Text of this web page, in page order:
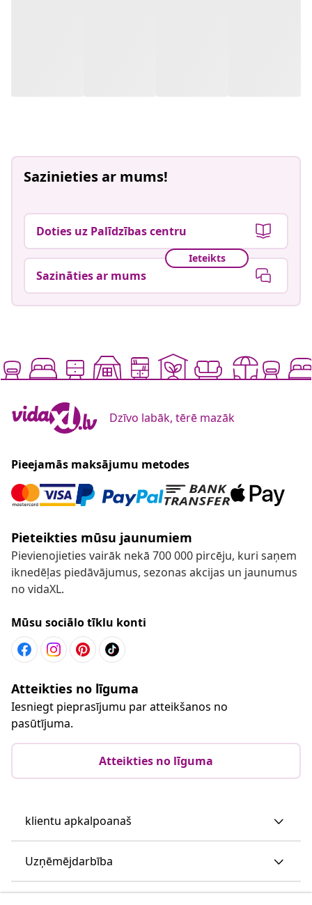
Sazinieties ar mums!
Doties uz Palīdzības centru
Ieteikts
Sazināties ar mums
Dzīvo labāk, tērē mazāk
Pieejamās maksājumu metodes
Pieteikties mūsu jaunumiem
Pievienojieties vairāk nekā 700 000 pircēju, kuri saņem
iknedēļas piedāvājumus, sezonas akcijas un jaunumus
no vidaXL.
Mūsu sociālo tīklu konti
Atteikties no līguma
Iesniegt pieprasījumu par atteikšanos no
pasūtījuma.
Atteikties no līguma
klientu apkalpoanaš
Uzņēmējdarbība